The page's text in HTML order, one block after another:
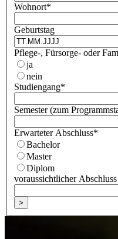
Wohnort*
Geburtstag
Pflege-, Fürsorge- oder
ja
nein
Studiengang*
Semester (zum
Erwarteter Abschluss*
Bachelor
Master
Diplom
voraussichtlicher
>